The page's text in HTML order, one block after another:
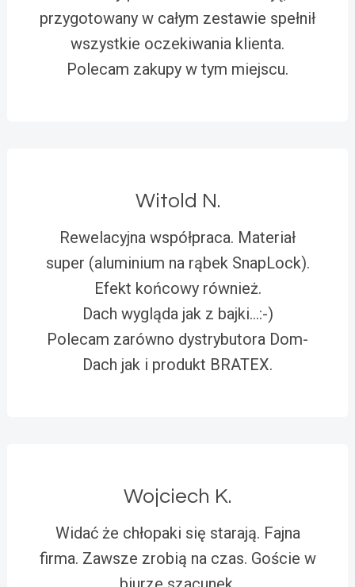
przygotowany w całym zestawie spełnił
wszystkie oczekiwania klienta.
Polecam zakupy w tym miejscu.
Witold N.
Rewelacyjna współpraca. Materiał
super (aluminium na rąbek SnapLock).
Efekt końcowy również.
Dach wygląda jak z bajki…:-)
Polecam zarówno dystrybutora Dom-
Dach jak i produkt BRATEX.
Wojciech K.
Widać że chłopaki się starają. Fajna
firma. Zawsze zrobią na czas. Goście w